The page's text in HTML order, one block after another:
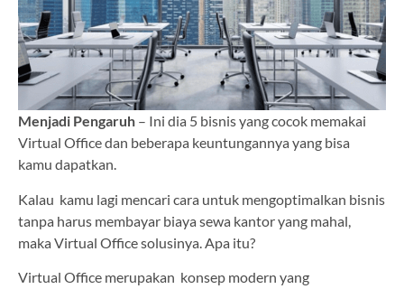
Menjadi Pengaruh – Ini dia 5 bisnis yang cocok memakai
Virtual Office dan beberapa keuntungannya yang bisa
kamu dapatkan.
Kalau kamu lagi mencari cara untuk mengoptimalkan bisnis
tanpa harus membayar biaya sewa kantor yang mahal,
maka Virtual Office solusinya. Apa itu?
Virtual Office merupakan konsep modern yang